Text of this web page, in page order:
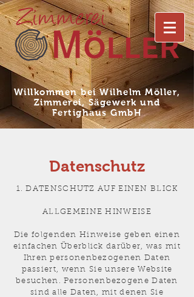
Willkommen bei Wilhelm Möller,
Zimmerei, Sägewerk und
Fertighaus GmbH
Datenschutz
1. DATENSCHUTZ AUF EINEN BLICK
ALLGEMEINE HINWEISE
Die folgenden Hinweise geben einen
einfachen Überblick darüber, was mit
Ihren personenbezogenen Daten
passiert, wenn Sie unsere Website
besuchen. Personenbezogene Daten
sind alle Daten, mit denen Sie